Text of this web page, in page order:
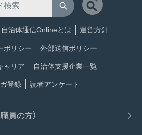
自治体通信Onlineとは 運営方針
ポリシー 外部送信ポリシー
ャリア 自治体支援企業一覧
登録 読者アンケート
員の方）